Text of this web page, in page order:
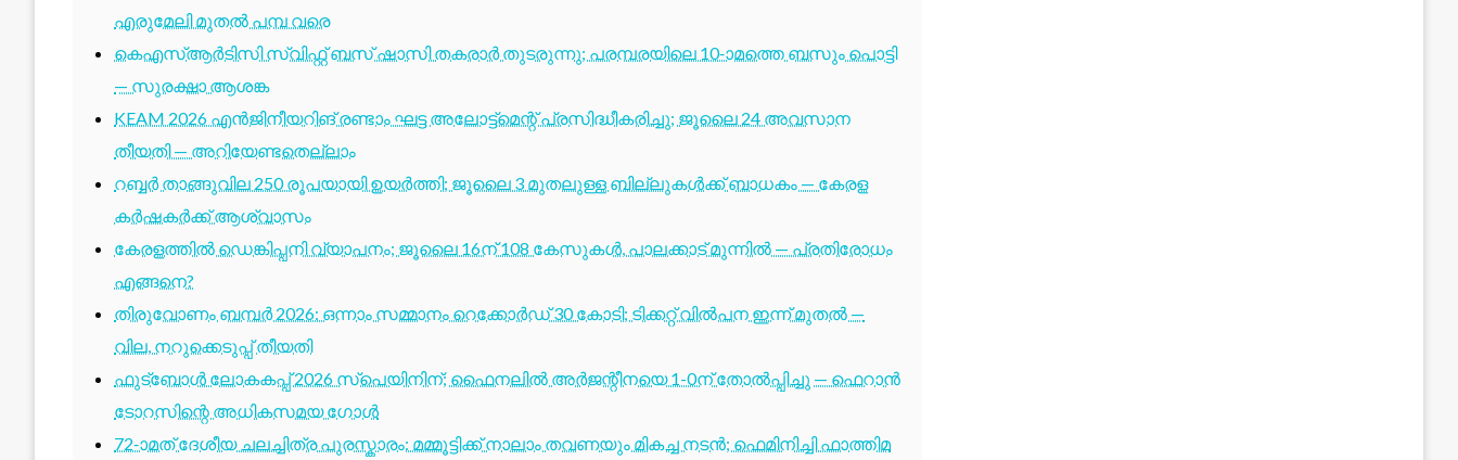
എരുമേലി മുതൽ പമ്പ വരെ
കെഎസ്ആർടിസി സ്വിഫ്റ്റ് ബസ് ഷാസി തകരാർ തുടരുന്നു; പരമ്പരയിലെ 10-ാമത്തെ ബസും പൊട്ടി
— സുരക്ഷാ ആശങ്ക
KEAM 2026 എൻജിനീയറിങ് രണ്ടാം ഘട്ട അലോട്ട്മെന്റ് പ്രസിദ്ധീകരിച്ചു; ജൂലൈ 24 അവസാന
തീയതി — അറിയേണ്ടതെല്ലാം
റബ്ബർ താങ്ങുവില 250 രൂപയായി ഉയർത്തി; ജൂലൈ 3 മുതലുള്ള ബില്ലുകൾക്ക് ബാധകം — കേരള
കർഷകർക്ക് ആശ്വാസം
കേരളത്തിൽ ഡെങ്കിപ്പനി വ്യാപനം; ജൂലൈ 16ന് 108 കേസുകൾ, പാലക്കാട് മുന്നിൽ — പ്രതിരോധം
എങ്ങനെ?
തിരുവോണം ബമ്പർ 2026: ഒന്നാം സമ്മാനം റെക്കോർഡ് 30 കോടി; ടിക്കറ്റ് വിൽപന ഇന്ന് മുതൽ —
വില, നറുക്കെടുപ്പ് തീയതി
ഫുട്ബോൾ ലോകകപ്പ് 2026 സ്പെയിനിന്; ഫൈനലിൽ അർജന്റീനയെ 1-0ന് തോൽപ്പിച്ചു — ഫെറാൻ
ടോറസിന്റെ അധികസമയ ഗോൾ
72-ാമത് ദേശീയ ചലച്ചിത്ര പുരസ്കാരം: മമ്മൂട്ടിക്ക് നാലാം തവണയും മികച്ച നടൻ; ഫെമിനിച്ചി ഫാത്തിമ